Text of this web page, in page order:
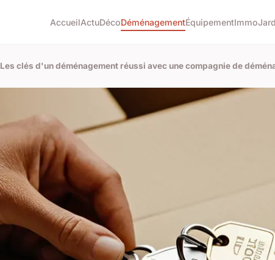
AccueilActuDécoDéménagementÉquipementImmo
Les clés d'un déménagement réussi avec une compagnie de